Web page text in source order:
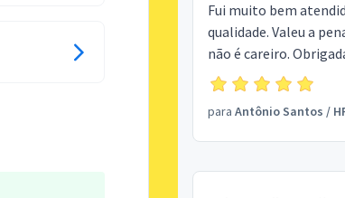
Fui muito bem
qualidade. Valeu a
não é careiro.
para Antônio Santos /